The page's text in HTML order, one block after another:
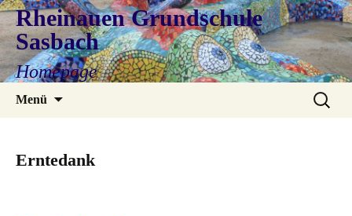
Rheinauen Grundschule
Sasbach
Homepage
Menü
Suchen
nach:
Erntedank